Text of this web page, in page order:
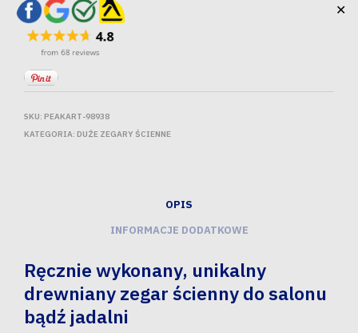
✕
SKU: PEAKART-98938
KATEGORIA: DUŻE ZEGARY ŚCIENNE
OPIS
INFORMACJE DODATKOWE
Ręcznie wykonany, unikalny
drewniany zegar ścienny do salonu
bądź jadalni